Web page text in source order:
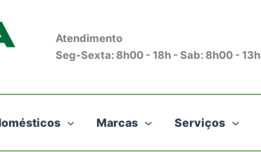
Atendimento
Seg-Sexta: 8h00 - 18h - Sab: 8h00 - 13h
Marcas Serviços